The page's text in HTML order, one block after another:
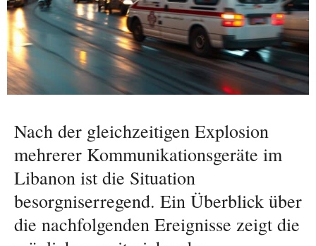
Nach der gleichzeitigen Explosion
mehrerer Kommunikationsgeräte im
Libanon ist die Situation
besorgniserregend. Ein Überblick über
die nachfolgenden Ereignisse zeigt die